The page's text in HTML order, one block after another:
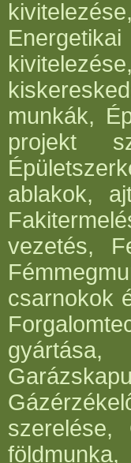
munkák,
projekt
ablakok,
vezetés,
csarnokok
szerelése,